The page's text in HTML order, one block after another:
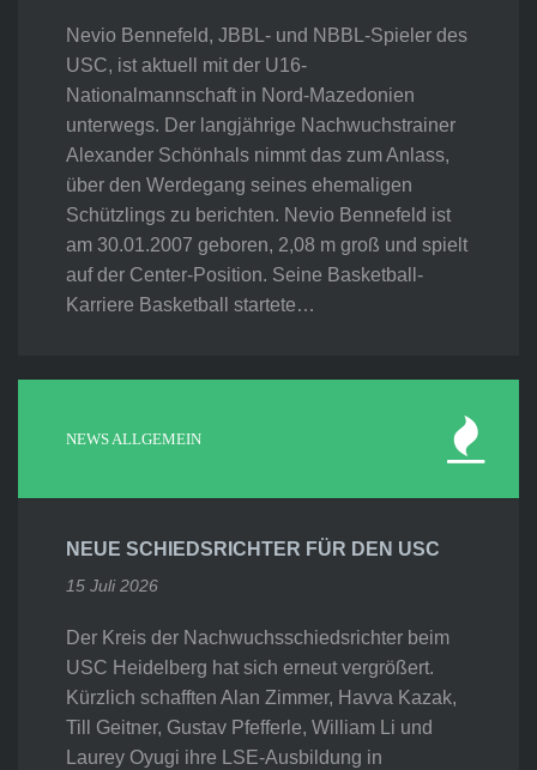
Nevio Bennefeld, JBBL- und NBBL-Spieler des
USC, ist aktuell mit der U16-
Nationalmannschaft in Nord-Mazedonien
unterwegs. Der langjährige Nachwuchstrainer
Alexander Schönhals nimmt das zum Anlass,
über den Werdegang seines ehemaligen
Schützlings zu berichten. Nevio Bennefeld ist
am 30.01.2007 geboren, 2,08 m groß und spielt
auf der Center-Position. Seine Basketball-
Karriere Basketball startete…
NEWS ALLGEMEIN
NEUE SCHIEDSRICHTER FÜR DEN USC
15 Juli 2026
Der Kreis der Nachwuchsschiedsrichter beim
USC Heidelberg hat sich erneut vergrößert.
Kürzlich schafften Alan Zimmer, Havva Kazak,
Till Geitner, Gustav Pfefferle, William Li und
Laurey Oyugi ihre LSE-Ausbildung in